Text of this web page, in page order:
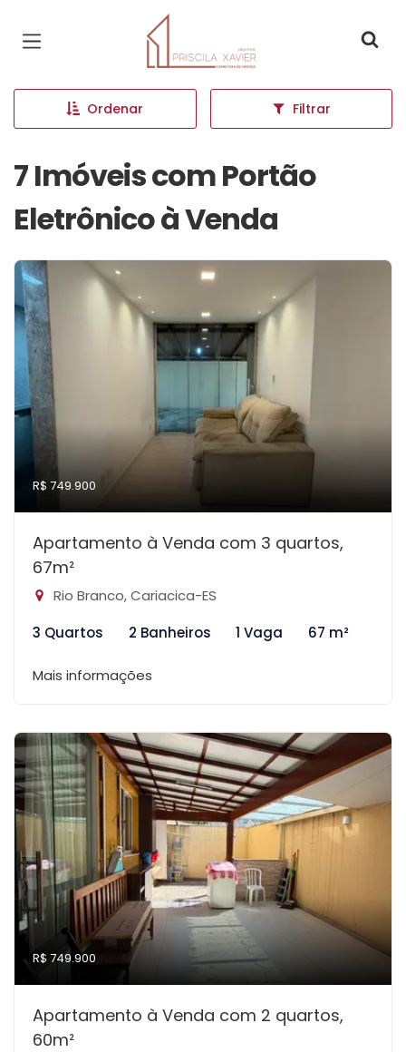
Página inicial
Ordenar Filtrar
7 Imóveis com Portão
Eletrônico à Venda
R$ 749.900
Apartamento à Venda com 3 quartos,
67m²
Rio Branco, Cariacica-ES
3 Quartos
2 Banheiros 1 Vaga 67 m²
Mais informações
R$ 749.900
Apartamento à Venda com 2 quartos,
60m²